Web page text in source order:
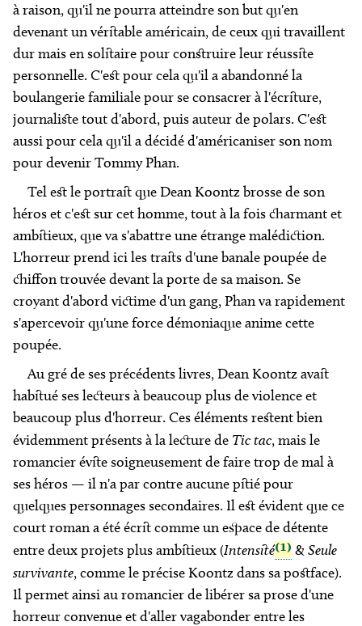
à raison, qu'il ne pourra atteindre son but qu'en
devenant un véritable américain, de ceux qui travaillent
dur mais en solitaire pour construire leur réussite
personnelle. C'est pour cela qu'il a abandonné la
boulangerie familiale pour se consacrer à l'écriture,
journaliste tout d'abord, puis auteur de polars. C'est
aussi pour cela qu'il a décidé d'américaniser son nom
pour devenir Tommy Phan.
Tel est le portrait que Dean Koontz brosse de son
héros et c'est sur cet homme, tout à la fois charmant et
ambitieux, que va s'abattre une étrange malédiction.
L'horreur prend ici les traits d'une banale poupée de
chiffon trouvée devant la porte de sa maison. Se
croyant d'abord victime d'un gang, Phan va rapidement
s'apercevoir qu'une force démoniaque anime cette
poupée.
Au gré de ses précédents livres, Dean Koontz avait
habitué ses lecteurs à beaucoup plus de violence et
beaucoup plus d'horreur. Ces éléments restent bien
évidemment présents à la lecture de Tic tac, mais le
romancier évite soigneusement de faire trop de mal à
ses héros — il n'a par contre aucune pitié pour
quelques personnages secondaires. Il est évident que ce
court roman a été écrit comme un espace de détente
entre deux projets plus ambitieux (Intensité(1) &Seule
survivante, comme le précise Koontz dans sa postface).
Il permet ainsi au romancier de libérer sa prose d'une
horreur convenue et d'aller vagabonder entre les